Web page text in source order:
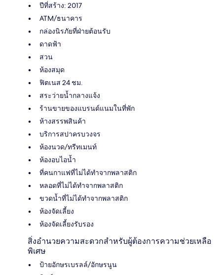
ปีที่สร้าง: 2017
ATM/ธนาคาร
กล่องนิรภัยที่ฝ่ายต้อนรับ
ดาดฟ้า
สวน
ห้องสมุด
ฟิตเนส 24 ชม.
สระว่ายน้ำกลางแจ้ง
ร้านขายของแบรนด์แนมในที่พัก
ห้างสรรพสินค้า
บริการสปาครบวงจร
ห้องนวด/ทรีทเมนท์
ห้องอบไอน้ำ
ที่คนกาแฟที่ไม่ได้ทำจากพลาสติก
หลอดที่ไม่ได้ทำจากพลาสติก
ขวดน้ำที่ไม่ได้ทำจากพลาสติก
ห้องจัดเลี้ยง
ห้องจัดเลี้ยงรับรอง
สิ่งอำนวยความสะดวกสำหรับผู้ต้องการความช่วยเหลือ
พิเศษ
ป้ายอักษรเบรลล์/อักษรนูน